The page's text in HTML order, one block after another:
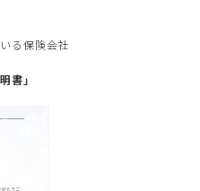
る保険会社
書」